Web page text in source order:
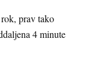
prav tako
4 minute